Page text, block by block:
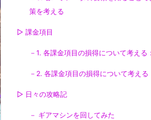
策を考える
▷ 課金項目
－1. 各課金項目の損得について考える
－2. 各課金項目の損得について考える
▷ 日々の攻略記
－ ギアマシンを回してみた